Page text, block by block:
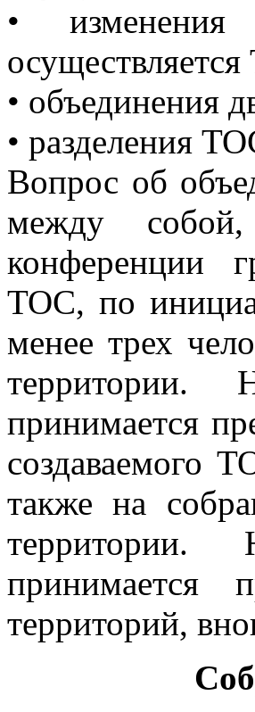
• изменения
• объединения
• разделения
Вопрос об
между
конференции
ТОС, по
менее трех
территории.
принимается
создаваемого
также на
принимается
территорий,